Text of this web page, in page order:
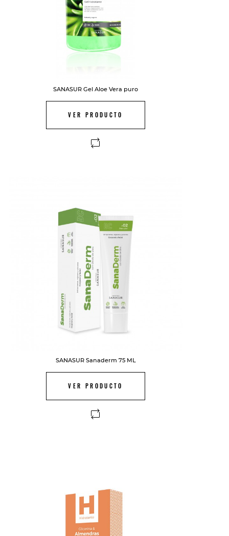
SANASUR Gel Aloe Vera puro
VER PRODUCTO
SANASUR Sanaderm 75 ML
VER PRODUCTO